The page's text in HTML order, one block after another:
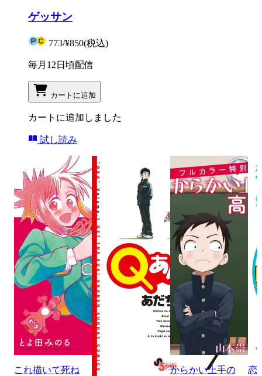
ゲッサン
773/¥850(税込)
毎月12日頃配信
カートに追加
カートに追加しました
試し読み
これ描いて死ね
からかい上手の
恋